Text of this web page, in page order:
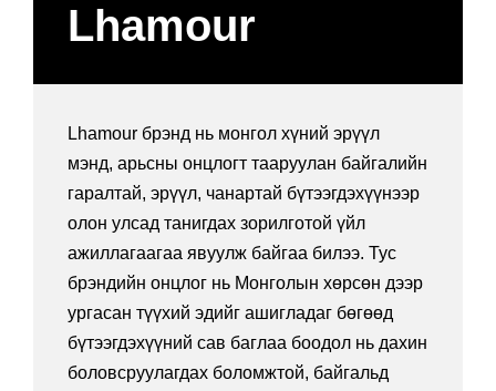
Lhamour
Lhamour брэнд нь монгол хүний эрүүл
мэнд, арьсны онцлогт тааруулан байгалийн
гаралтай, эрүүл, чанартай бүтээгдэхүүнээр
олон улсад танигдах зорилготой үйл
ажиллагаагаа явуулж байгаа билээ. Тус
брэндийн онцлог нь Монголын хөрсөн дээр
ургасан түүхий эдийг ашигладаг бөгөөд
бүтээгдэхүүний сав баглаа боодол нь дахин
боловсруулагдах боломжтой, байгальд